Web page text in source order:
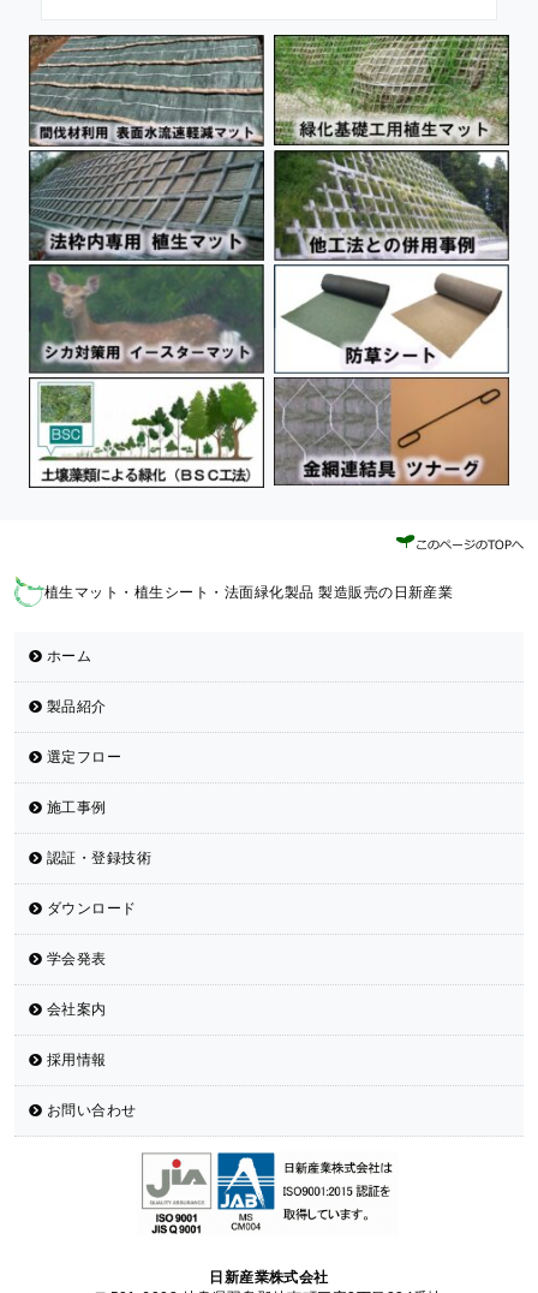
植生マット・植生シート・法面緑化製品 製造販売の日新産業
ホーム
製品紹介
選定フロー
施工事例
認証・登録技術
ダウンロード
学会発表
会社案内
採用情報
お問い合わせ
日新産業株式会社